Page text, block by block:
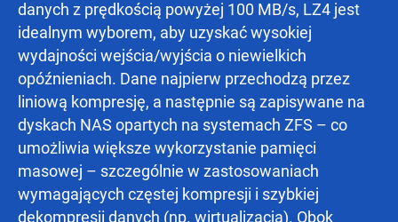
danych z prędkością powyżej 100 MB/s, LZ4 jest
idealnym wyborem, aby uzyskać wysokiej
wydajności wejścia/wyjścia o niewielkich
opóźnieniach. Dane najpierw przechodzą przez
liniową kompresję, a następnie są zapisywane na
dyskach NAS opartych na systemach ZFS – co
umożliwia większe wykorzystanie pamięci
masowej – szczególnie w zastosowaniach
wymagających częstej kompresji i szybkiej
dekompresji danych (np. wirtualizacja). Obok